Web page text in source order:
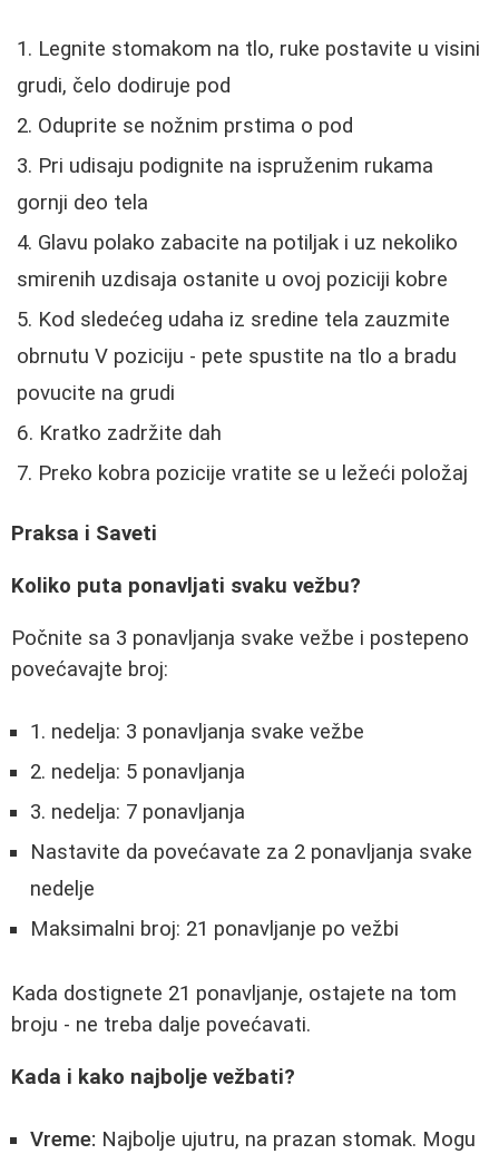
Legnite stomakom na tlo, ruke postavite u visini
grudi, čelo dodiruje pod
Oduprite se nožnim prstima o pod
Pri udisaju podignite na ispruženim rukama
gornji deo tela
Glavu polako zabacite na potiljak i uz nekoliko
smirenih uzdisaja ostanite u ovoj poziciji kobre
Kod sledećeg udaha iz sredine tela zauzmite
obrnutu V poziciju - pete spustite na tlo a bradu
povucite na grudi
Kratko zadržite dah
Preko kobra pozicije vratite se u ležeći položaj
Praksa i Saveti
Koliko puta ponavljati svaku vežbu?
Počnite sa 3 ponavljanja svake vežbe i postepeno
povećavajte broj:
1. nedelja: 3 ponavljanja svake vežbe
2. nedelja: 5 ponavljanja
3. nedelja: 7 ponavljanja
Nastavite da povećavate za 2 ponavljanja svake
nedelje
Maksimalni broj: 21 ponavljanje po vežbi
Kada dostignete 21 ponavljanje, ostajete na tom
broju - ne treba dalje povećavati.
Kada i kako najbolje vežbati?
Vreme: Najbolje ujutru, na prazan stomak. Mogu